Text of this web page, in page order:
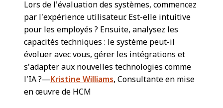
Lors de l’évaluation des systèmes, commencez
par l’expérience utilisateur. Est-elle intuitive
pour les employés ? Ensuite, analysez les
capacités techniques : le système peut-il
évoluer avec vous, gérer les intégrations et
s’adapter aux nouvelles technologies comme
l’IA ?— Kristine Williams, Consultante en mise
en œuvre de HCM